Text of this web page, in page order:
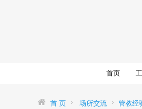
首页
首 页 场所交流 管教经